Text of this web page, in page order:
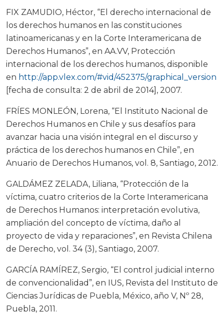
FIX ZAMUDIO, Héctor, “El derecho internacional de
los derechos humanos en las constituciones
latinoamericanas y en la Corte Interamericana de
Derechos Humanos”, en AA.VV, Protección
internacional de los derechos humanos, disponible
en http://app.vlex.com/#vid/452375/graphical_version
[fecha de consulta: 2 de abril de 2014], 2007.
FRÍES MONLEÓN, Lorena, “El Instituto Nacional de
Derechos Humanos en Chile y sus desafíos para
avanzar hacia una visión integral en el discurso y
práctica de los derechos humanos en Chile”, en
Anuario de Derechos Humanos, vol. 8, Santiago, 2012.
GALDÁMEZ ZELADA, Liliana, “Protección de la
víctima, cuatro criterios de la Corte Interamericana
de Derechos Humanos: interpretación evolutiva,
ampliación del concepto de víctima, daño al
proyecto de vida y reparaciones”, en Revista Chilena
de Derecho, vol. 34 (3), Santiago, 2007.
GARCÍA RAMÍREZ, Sergio, “El control judicial interno
de convencionalidad”, en IUS, Revista del Instituto de
Ciencias Jurídicas de Puebla, México, año V, Nº 28,
Puebla, 2011.